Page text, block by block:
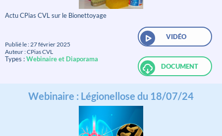
Actu CPias CVL sur le Bionettoyage
Publié le : 27 février 2025
Auteur : CPias CVL
Types :Webinaire et Diaporama
VIDÉO
DOCUMENT
Webinaire : Légionellose du 18/07/24